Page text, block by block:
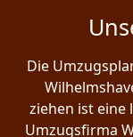
Die
ziehen ist eine
Umzugsfirma